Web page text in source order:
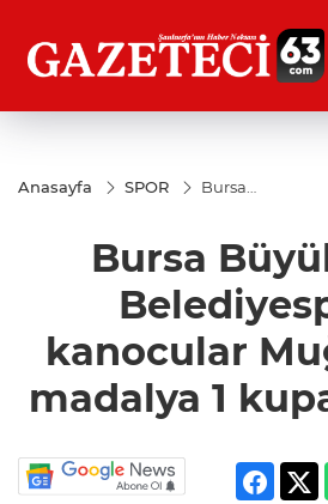
Anasayfa SPOR
Bursa
kanocular
Muğla’da 12
madalya 1
kupa kazandı
Bursa
kanocular
madalya 1